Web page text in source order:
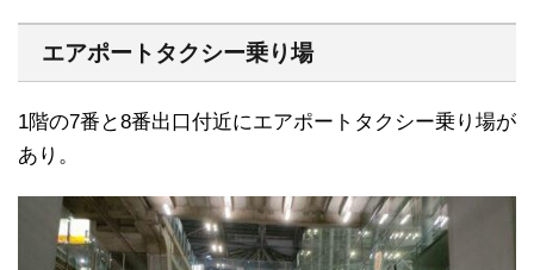
エアポートタクシー乗り場
1階の7番と8番出口付近にエアポートタクシー乗り場が
あり。